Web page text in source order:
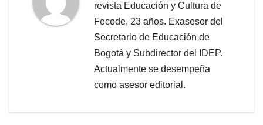
revista Educación y Cultura de
Fecode, 23 años. Exasesor del
Secretario de Educación de
Bogotá y Subdirector del IDEP.
Actualmente se desempeña
como asesor editorial.